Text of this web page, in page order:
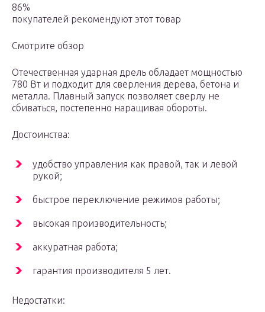
86%
покупателей рекомендуют этот товар
Смотрите обзор
Отечественная ударная дрель обладает мощностью
780 Вт и подходит для сверления дерева, бетона и
металла. Плавный запуск позволяет сверлу не
сбиваться, постепенно наращивая обороты.
Достоинства:
удобство управления как правой, так и левой
рукой;
быстрое переключение режимов работы;
высокая производительность;
аккуратная работа;
гарантия производителя 5 лет.
Недостатки: